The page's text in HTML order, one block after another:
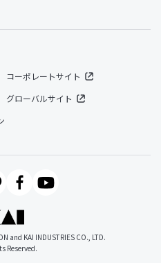
コーポレートサイト
グローバルサイト
and KAI INDUSTRIES CO., LTD.
Reserved.